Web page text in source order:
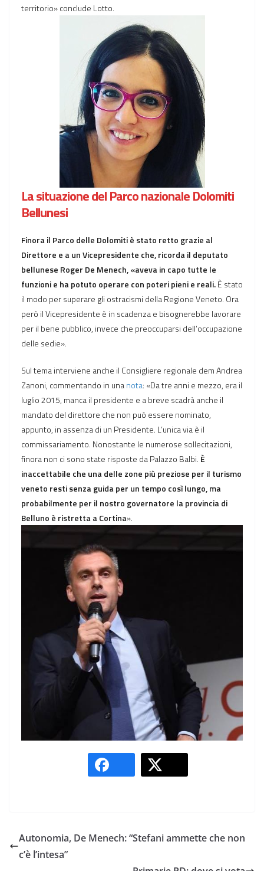
territorio» conclude Lotto.
La situazione del Parco nazionale Dolomiti
Bellunesi
Finora il Parco delle Dolomiti è stato retto grazie al
Direttore e a un Vicepresidente che, ricorda il deputato
bellunese Roger De Menech, «aveva in capo tutte le
funzioni e ha potuto operare con poteri pieni e reali.È stato
il modo per superare gli ostracismi della Regione Veneto. Ora
però il Vicepresidente è in scadenza e bisognerebbe lavorare
per il bene pubblico, invece che preoccuparsi dell’occupazione
delle sedie».
Sul tema interviene anche il Consigliere regionale dem Andrea
Zanoni, commentando in unanota: «Da tre anni e mezzo, era il
luglio 2015, manca il presidente e a breve scadrà anche il
mandato del direttore che non può essere nominato,
appunto, in assenza di un Presidente. L’unica via è il
commissariamento. Nonostante le numerose sollecitazioni,
finora non ci sono state risposte da Palazzo Balbi. È
inaccettabile che una delle zone più preziose per il turismo
veneto resti senza guida per un tempo così lungo, ma
probabilmente per il nostro governatore la provincia di
Belluno è ristretta a Cortina».
Autonomia, De Menech: “Stefani ammette che non
c’è l’intesa”